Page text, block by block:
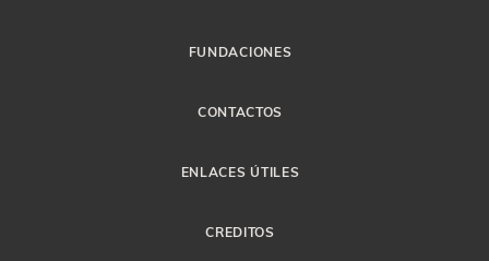
FUNDACIONES
CONTACTOS
ENLACES ÚTILES
CREDITOS